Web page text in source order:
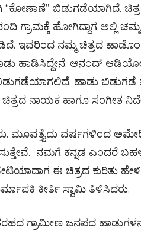
“ಕೋಣಾಣೆ” ಬಿಡುಗಡೆಯಾಗಿದೆ.
ಹೋಗಿದ್ದಾಗ ಅಲ್ಲಿ
ಇವರಿಂದ ನಮ್ಮ ಚಿತ್ರದ
ಹಾಡಿಸಿದ್ದೇನೆ. ಆನಂದ್
ಹಾಡು ಬಿಡುಗಡೆ
ನಾಯಕ ಹಾಗೂ ಸಂಗೀತ
ವರ್ಷಗಳಿಂದ
ನಮಗೆ ಕನ್ನಡ ಎಂದರೆ
ಈ ಚಿತ್ರದ ಕುರಿತು
ಕೀರ್ತಿ ಸ್ವಾಮಿ ತಿಳಿಸಿದರು.
ಗ್ರಾಮೀಣ ಜನಪದ